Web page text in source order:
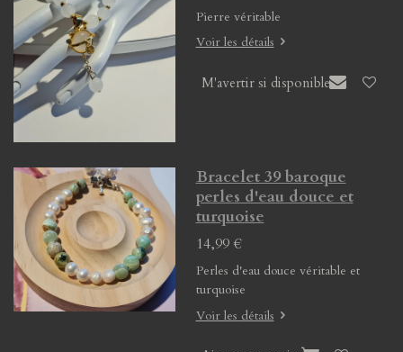
Pierre véritable
Voir les détails
M'avertir si disponible
Bracelet 39 baroque
perles d'eau douce et
turquoise
14,99 €
Perles d'eau douce véritable et
turquoise
Voir les détails